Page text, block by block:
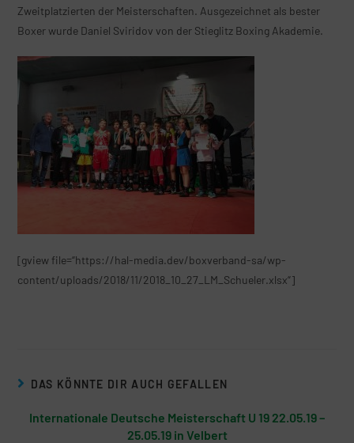
Zweitplatzierten der Meisterschaften. Ausgezeichnet als bester
Boxer wurde Daniel Sviridov von der Stieglitz Boxing Akademie.
[gview file=“https://hal-media.dev/boxverband-sa/wp-
content/uploads/2018/11/2018_10_27_LM_Schueler.xlsx“]
DAS KÖNNTE DIR AUCH GEFALLEN
Internationale Deutsche Meisterschaft U 19 22.05.19 –
25.05.19 in Velbert